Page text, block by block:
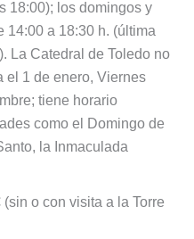
18:00); los domingos y
14:00 a 18:30 h. (última
La Catedral de Toledo no
el 1 de enero, Viernes
tiene horario
como el Domingo de
la Inmaculada
o con visita a la Torre